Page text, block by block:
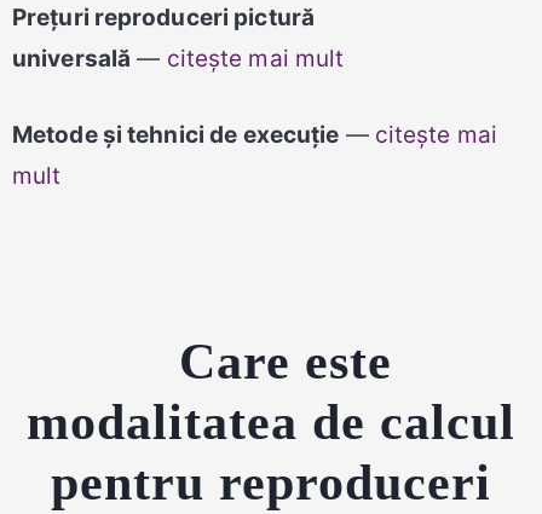
Prețuri reproduceri pictură
universală — citește mai mult
Metode și tehnici de execuție — citește mai
mult
Care este
modalitatea de calcul
pentru reproduceri